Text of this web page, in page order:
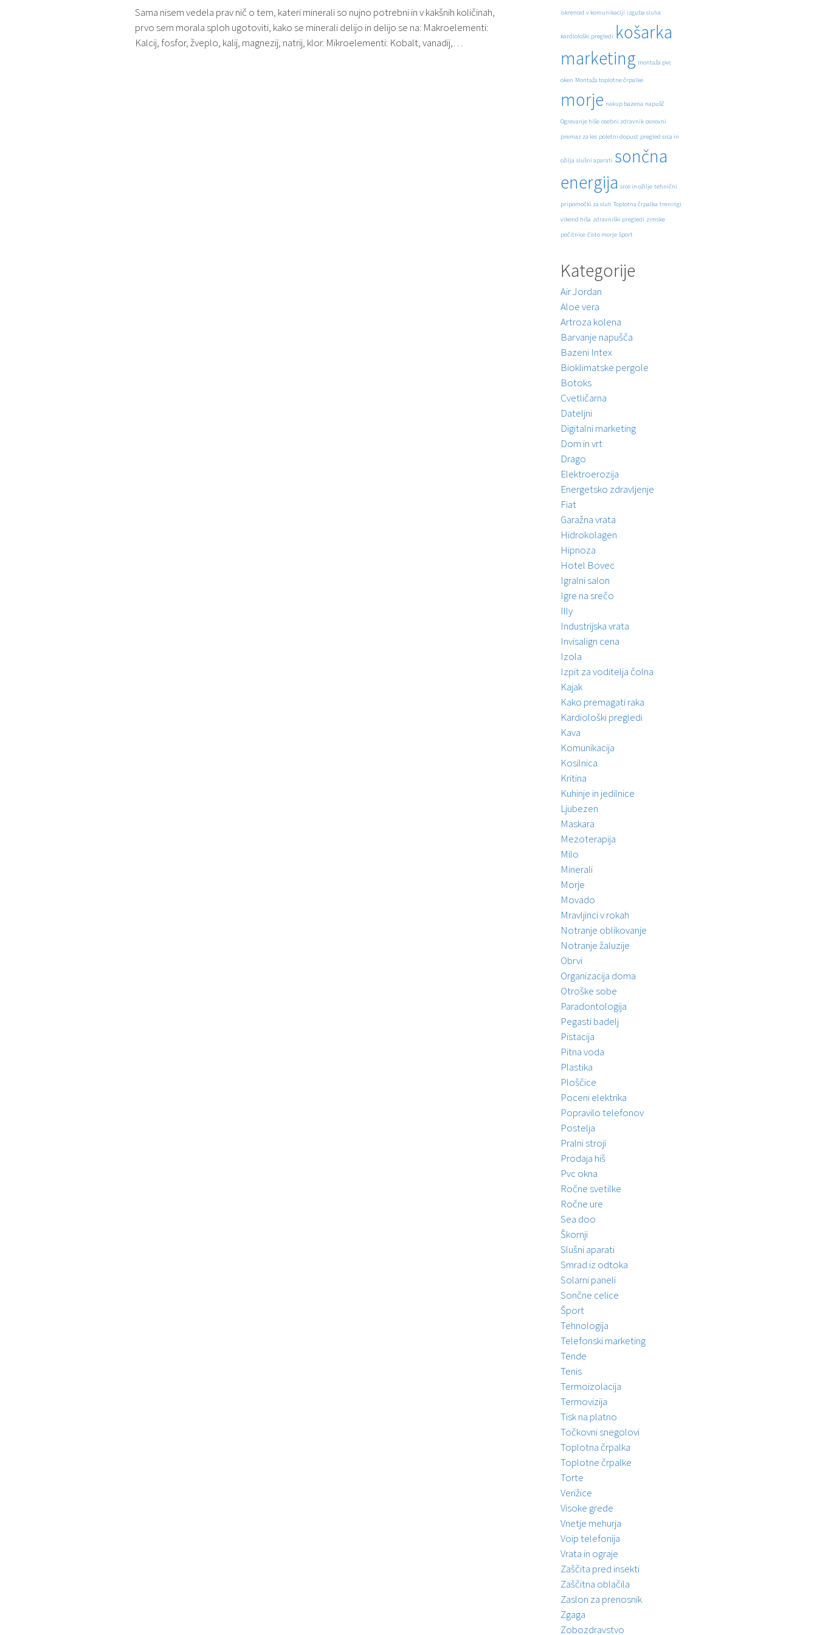
Sama nisem vedela prav nič o tem, kateri minerali so nujno potrebni in v kakšnih količinah,
prvo sem morala sploh ugotoviti, kako se minerali delijo in delijo se na: Makroelementi:
Kalcij, fosfor, žveplo, kalij, magnezij, natrij, klor. Mikroelementi: Kobalt, vanadij,…
iskrenost v komunikaciji izguba sluha
kardiološki pregledi košarka
marketing montaža pvc
oken Montaža toplotne črpalke
morje nakup bazena napušč
Ogrevanje hiše osebni zdravnik osnovni
premaz za les poletni dopust pregled srca in
ožilja slušni aparati sončna
energija srce in ožilje tehnični
pripomočki za sluh Toplotna črpalka treningi
vikend hiša zdravniški pregledi zimske
počitnice čisto morje šport
Kategorije
Air Jordan
Aloe vera
Artroza kolena
Barvanje napušča
Bazeni Intex
Bioklimatske pergole
Botoks
Cvetličarna
Dateljni
Digitalni marketing
Dom in vrt
Drago
Elektroerozija
Energetsko zdravljenje
Fiat
Garažna vrata
Hidrokolagen
Hipnoza
Hotel Bovec
Igralni salon
Igre na srečo
Illy
Industrijska vrata
Invisalign cena
Izola
Izpit za voditelja čolna
Kajak
Kako premagati raka
Kardiološki pregledi
Kava
Komunikacija
Kosilnica
Kritina
Kuhinje in jedilnice
Ljubezen
Maskara
Mezoterapija
Milo
Minerali
Morje
Movado
Mravljinci v rokah
Notranje oblikovanje
Notranje žaluzije
Obrvi
Organizacija doma
Otroške sobe
Paradontologija
Pegasti badelj
Pistacija
Pitna voda
Plastika
Ploščice
Poceni elektrika
Popravilo telefonov
Postelja
Pralni stroji
Prodaja hiš
Pvc okna
Ročne svetilke
Ročne ure
Sea doo
Škornji
Slušni aparati
Smrad iz odtoka
Solarni paneli
Sončne celice
Šport
Tehnologija
Telefonski marketing
Tende
Tenis
Termoizolacija
Termovizija
Tisk na platno
Točkovni snegolovi
Toplotna črpalka
Toplotne črpalke
Torte
Verižice
Visoke grede
Vnetje mehurja
Voip telefonija
Vrata in ograje
Zaščita pred insekti
Zaščitna oblačila
Zaslon za prenosnik
Zgaga
Zobozdravstvo